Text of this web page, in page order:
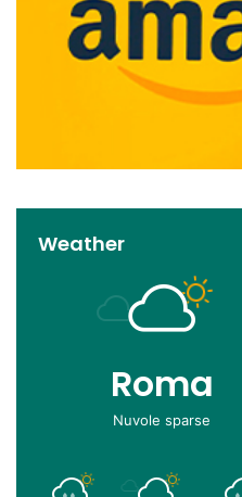
Weather
Roma
Nuvole sparse